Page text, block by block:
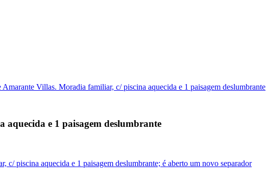
Amarante Villas. Moradia familiar, c/ piscina aquecida e 1 paisagem deslumbrante
e 1 paisagem deslumbrante
piscina aquecida e 1 paisagem deslumbrante; é aberto um novo separador